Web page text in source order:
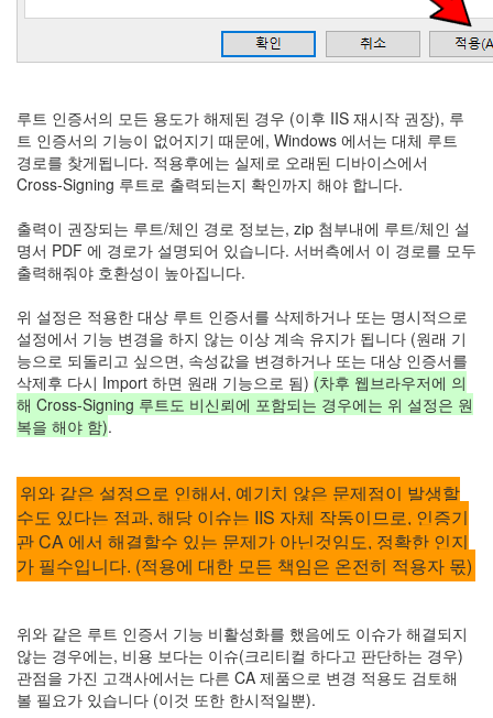
루트 인증서의 모든 용도가 해제된 경우 (이후 IIS 재시작 권장), 루
트 인증서의 기능이 없어지기 때문에, Windows 에서는 대체 루트
경로를 찾게됩니다. 적용후에는 실제로 오래된 디바이스에서
Cross-Signing 루트로 출력되는지 확인까지 해야 합니다.
출력이 권장되는 루트/체인 경로 정보는, zip 첨부내에 루트/체인 설
명서 PDF 에 경로가 설명되어 있습니다. 서버측에서 이 경로를 모두
출력해줘야 호환성이 높아집니다.
위 설정은 적용한 대상 루트 인증서를 삭제하거나 또는 명시적으로
설정에서 기능 변경을 하지 않는 이상 계속 유지가 됩니다 (원래 기
능으로 되돌리고 싶으면, 속성값을 변경하거나 또는 대상 인증서를
삭제후 다시 Import 하면 원래 기능으로 됨) (차후 웹브라우저에 의
해 Cross-Signing 루트도 비신뢰에 포함되는 경우에는 위 설정은 원
복을 해야 함).
위와 같은 설정으로 인해서, 예기치 않은 문제점이 발생할
수도 있다는 점과, 해당 이슈는 IIS 자체 작동이므로, 인증기
관 CA 에서 해결할수 있는 문제가 아닌것임도, 정확한 인지
가 필수입니다. (적용에 대한 모든 책임은 온전히 적용자 몫)
위와 같은 루트 인증서 기능 비활성화를 했음에도 이슈가 해결되지
않는 경우에는, 비용 보다는 이슈(크리티컬 하다고 판단하는 경우)
관점을 가진 고객사에서는 다른 CA 제품으로 변경 적용도 검토해
볼 필요가 있습니다 (이것 또한 한시적일뿐).